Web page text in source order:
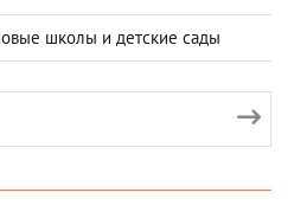
школы и детские сады